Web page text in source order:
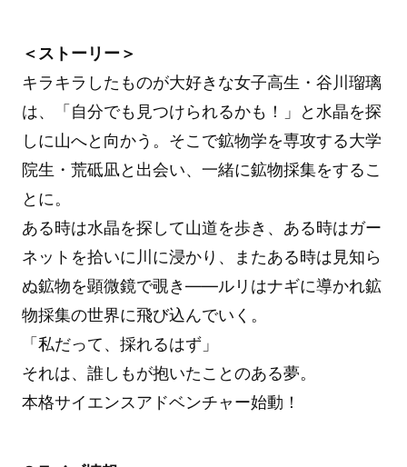
＜ストーリー＞
キラキラしたものが大好きな女子高生・谷川瑠璃
は、「自分でも見つけられるかも！」と水晶を探
しに山へと向かう。そこで鉱物学を専攻する大学
院生・荒砥凪と出会い、一緒に鉱物採集をするこ
とに。
ある時は水晶を探して山道を歩き、ある時はガー
ネットを拾いに川に浸かり、またある時は見知ら
ぬ鉱物を顕微鏡で覗き――ルリはナギに導かれ鉱
物採集の世界に飛び込んでいく。
「私だって、採れるはず」
それは、誰しもが抱いたことのある夢。
本格サイエンスアドベンチャー始動！